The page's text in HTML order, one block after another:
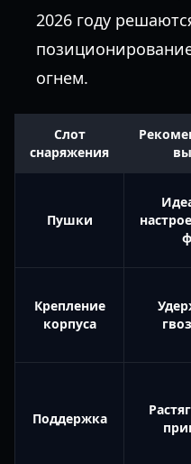
2026 году
огнем.
Слот
снаряжения
Пушки
Крепление
корпуса
Поддержка